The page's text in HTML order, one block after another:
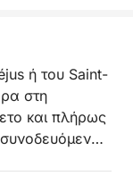
ή του Saint-
στη
και πλήρως